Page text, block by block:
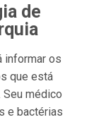
de
informar os
que está
médico
e bactérias